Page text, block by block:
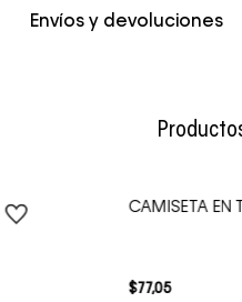
Genero Hombre
Envíos y devoluciones
CAMISETA EN
$77,05